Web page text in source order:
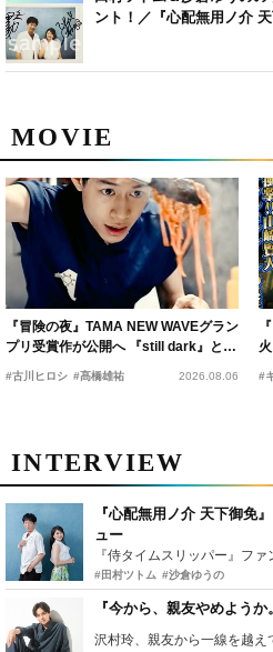
MOVIE
『冒険の夜』TAMA NEW WAVEグラン
プリ受賞作が公開へ 『still dark』と同
時上映決定
#古川ヒロシ #髙橋雄祐 2026.08.06 #
INTERVIEW
『心配無用ノ介 天下御免
ュー
#田村ツトム #沙倉ゆうの
『今から、親友やめよう
沢村玲、親友から一線を越
ント！／『心配無用ノ介 天